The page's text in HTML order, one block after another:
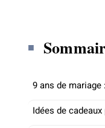
9 ans de
Idées de